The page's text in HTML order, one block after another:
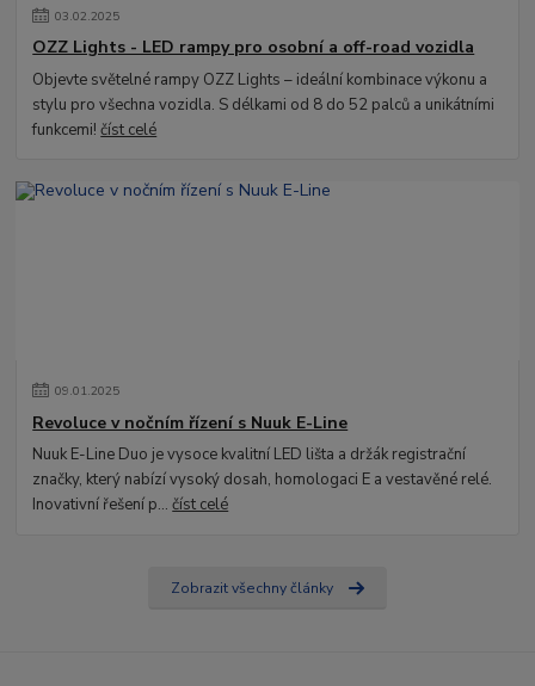
03.02.2025
OZZ Lights - LED rampy pro osobní a off-road vozidla
Objevte světelné rampy OZZ Lights – ideální kombinace výkonu a
stylu pro všechna vozidla. S délkami od 8 do 52 palců a unikátními
funkcemi!číst celé
09.01.2025
Revoluce v nočním řízení s Nuuk E-Line
Nuuk E-Line Duo je vysoce kvalitní LED lišta a držák registrační
značky, který nabízí vysoký dosah, homologaci E a vestavěné relé.
Inovativní řešení p...číst celé
Zobrazit všechny články